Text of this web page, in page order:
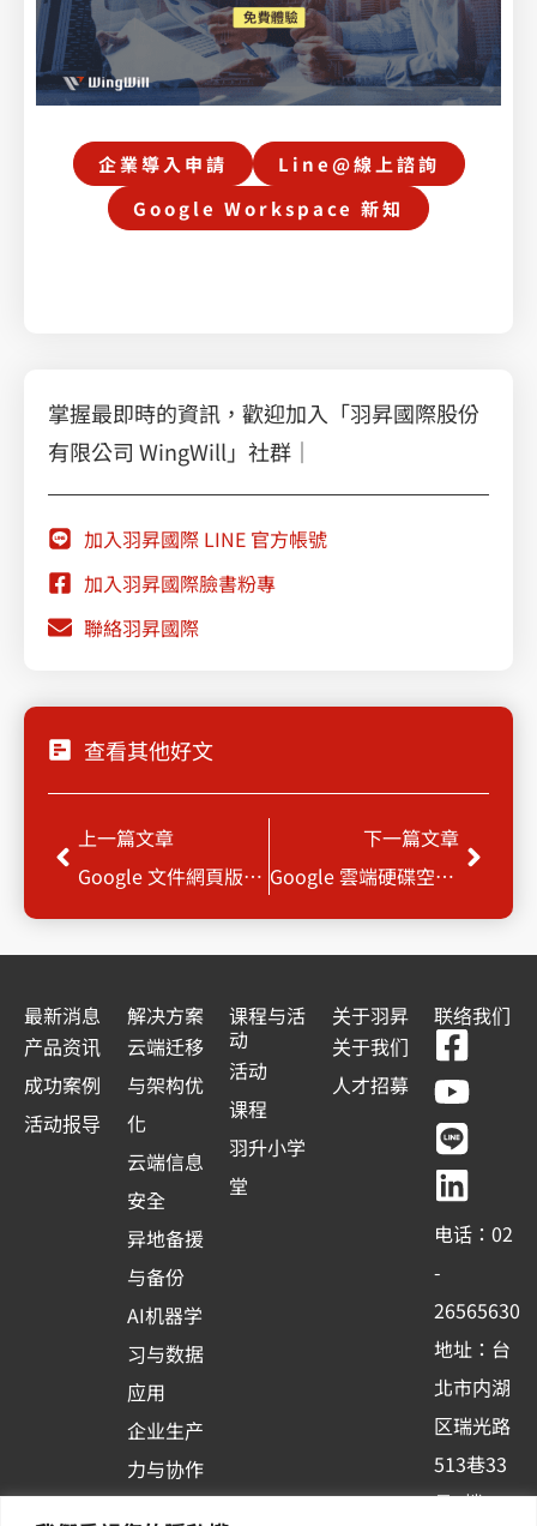
企業導入申請
Line@線上諮詢
Google Workspace 新知
掌握最即時的資訊，歡迎加入「羽昇國際股份
有限公司 WingWill」社群｜
加入羽昇國際 LINE 官方帳號
加入羽昇國際臉書粉專
聯絡羽昇國際
查看其他好文
Prev
上一篇文章
Google 文件網頁版支援更多 Markdown 語法，編輯文件時更便利
下一篇文章
Google 雲端硬碟空間的管理工具更新，儲存用量一目瞭然
Next
最新消息
产品资讯
成功案例
活动报导
解决方案
云端迁移
与架构优
化
云端信息
安全
异地备援
与备份
AI机器学
习与数据
应用
企业生产
力与协作
课程与活
动
活动
课程
羽升小学
堂
关于羽昇
关于我们
人才招募
联络我们
F
a
c
e
b
o
o
k
-
s
q
u
a
r
Y
o
u
t
u
b
e
L
i
n
e
L
i
n
k
e
d
i
n
电话：02
-
26565630
地址：台
北市内湖
区瑞光路
513巷33
号6楼